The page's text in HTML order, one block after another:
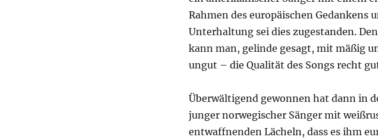
Rahmen des europäischen Gedankens
Unterhaltung sei dies zugestanden.
kann man, gelinde gesagt, mit mäßig
ungut – die Qualität des Songs recht
Überwältigend gewonnen hat dann in
junger norwegischer Sänger mit
entwaffnenden Lächeln, dass es ihm